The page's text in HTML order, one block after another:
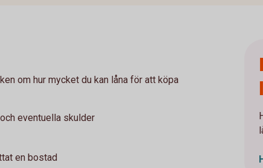
om hur mycket du kan låna för att köpa
eventuella skulder
en bostad